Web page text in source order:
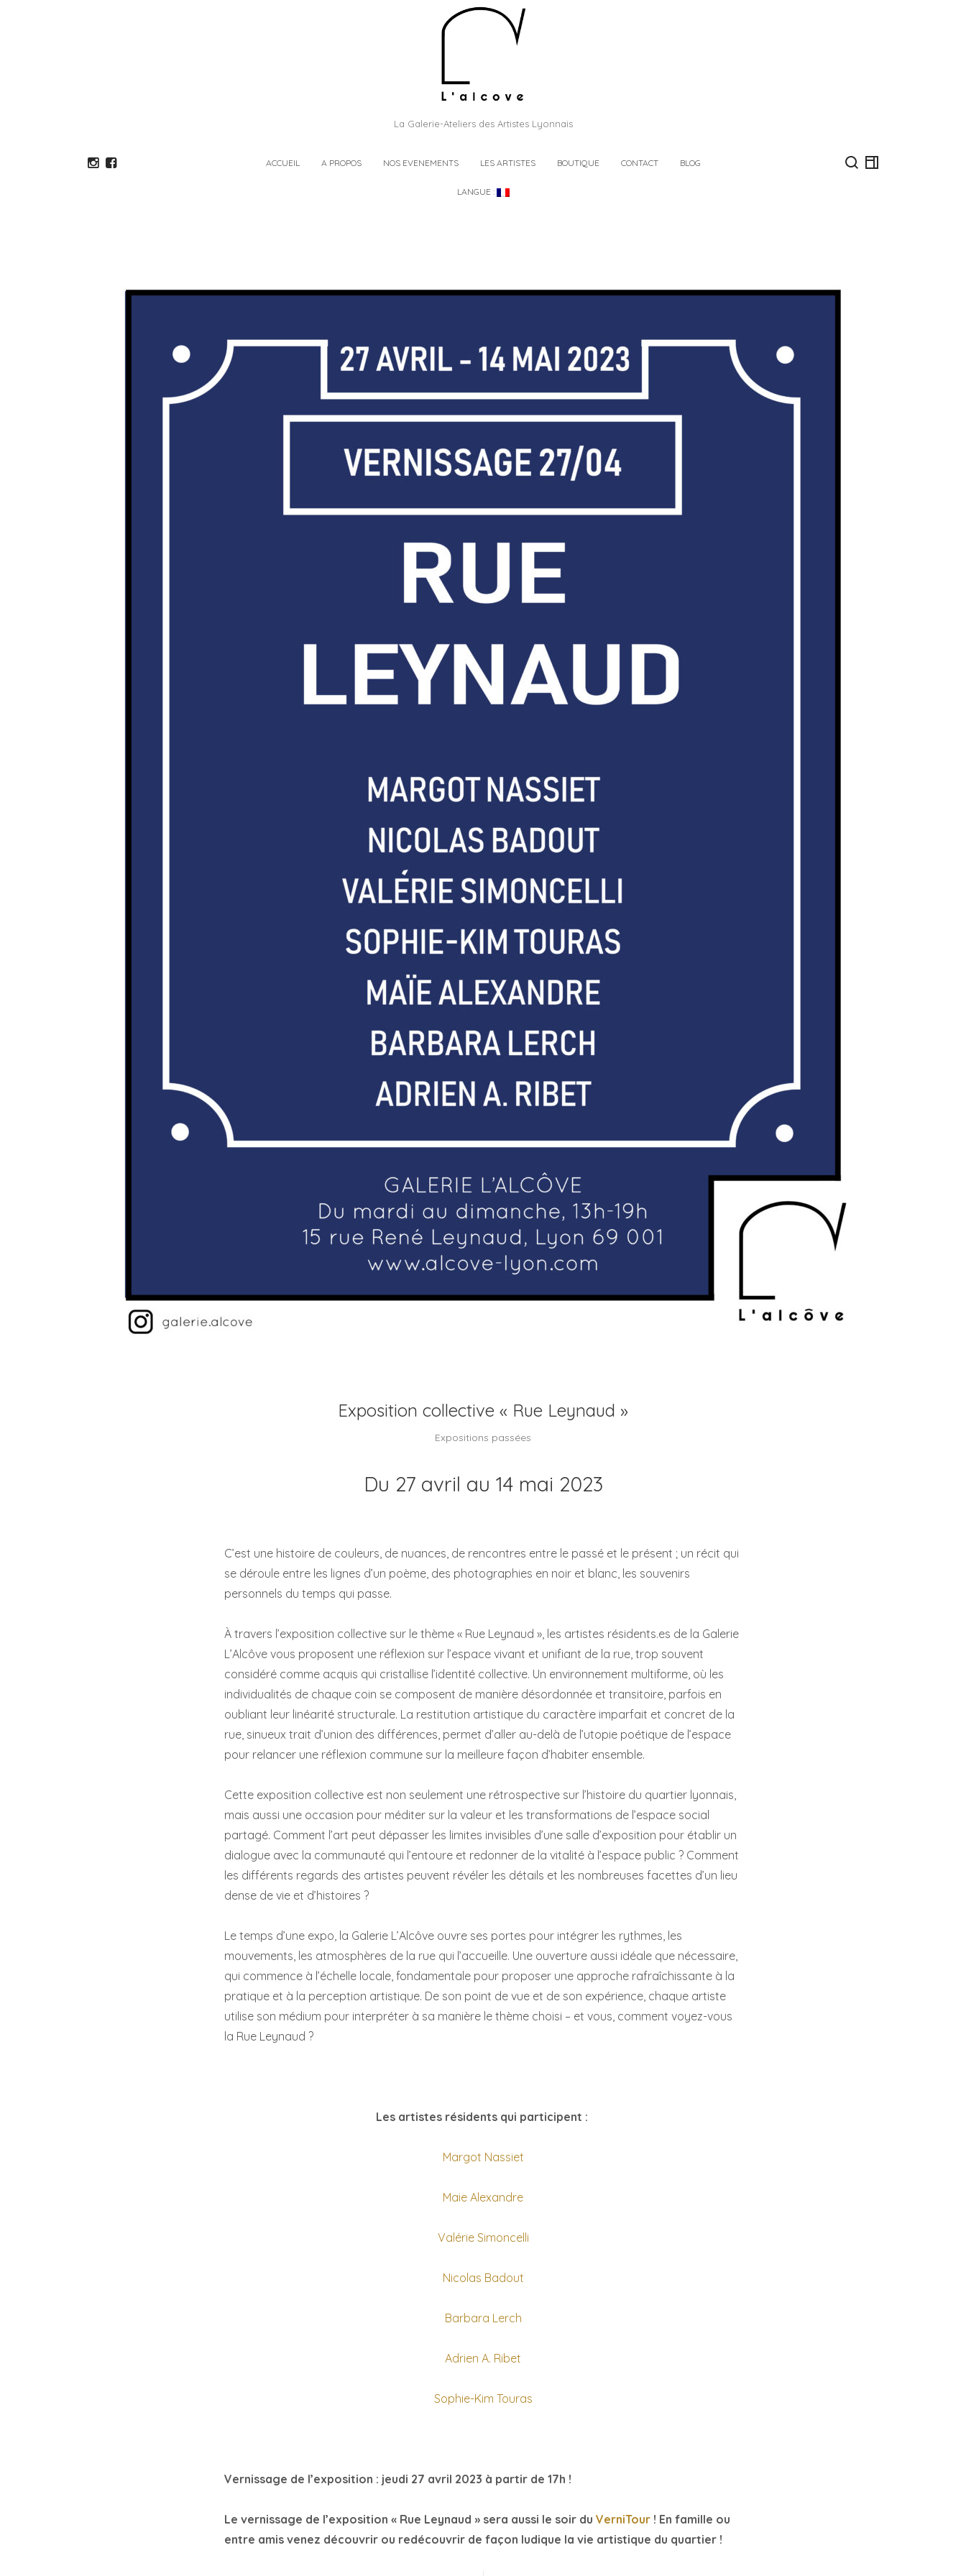
La Galerie-Ateliers des Artistes Lyonnais
ACCUEIL A PROPOS NOS EVENEMENTS LES ARTISTES BOUTIQUE CONTACT BLOG
LANGUE :
Exposition collective « Rue Leynaud »
Expositions passées
Du 27 avril au 14 mai 2023
C’est une histoire de couleurs, de nuances, de rencontres entre le passé et le présent ; un récit qui
se déroule entre les lignes d’un poème, des photographies en noir et blanc, les souvenirs
personnels du temps qui passe.
À travers l’exposition collective sur le thème « Rue Leynaud », les artistes résidents.es de la Galerie
L’Alcôve vous proposent une réflexion sur l’espace vivant et unifiant de la rue, trop souvent
considéré comme acquis qui cristallise l’identité collective. Un environnement multiforme, où les
individualités de chaque coin se composent de manière désordonnée et transitoire, parfois en
oubliant leur linéarité structurale. La restitution artistique du caractère imparfait et concret de la
rue, sinueux trait d’union des différences, permet d’aller au-delà de l’utopie poétique de l’espace
pour relancer une réflexion commune sur la meilleure façon d’habiter ensemble.
Cette exposition collective est non seulement une rétrospective sur l’histoire du quartier lyonnais,
mais aussi une occasion pour méditer sur la valeur et les transformations de l’espace social
partagé. Comment l’art peut dépasser les limites invisibles d’une salle d’exposition pour établir un
dialogue avec la communauté qui l’entoure et redonner de la vitalité à l’espace public ? Comment
les différents regards des artistes peuvent révéler les détails et les nombreuses facettes d’un lieu
dense de vie et d’histoires ?
Le temps d’une expo, la Galerie L’Alcôve ouvre ses portes pour intégrer les rythmes, les
mouvements, les atmosphères de la rue qui l’accueille. Une ouverture aussi idéale que nécessaire,
qui commence à l’échelle locale, fondamentale pour proposer une approche rafraîchissante à la
pratique et à la perception artistique. De son point de vue et de son expérience, chaque artiste
utilise son médium pour interpréter à sa manière le thème choisi – et vous, comment voyez-vous
la Rue Leynaud ?
Les artistes résidents qui participent :
Margot Nassiet
Maie Alexandre
Valérie Simoncelli
Nicolas Badout
Barbara Lerch
Adrien A. Ribet
Sophie-Kim Touras
Vernissage de l’exposition : jeudi 27 avril 2023 à partir de 17h !
Le vernissage de l’exposition « Rue Leynaud » sera aussi le soir du VerniTour ! En famille ou
entre amis venez découvrir ou redécouvrir de façon ludique la vie artistique du quartier !